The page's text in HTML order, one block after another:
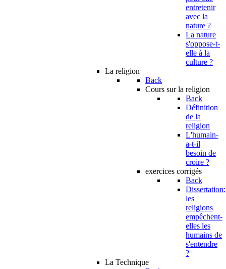
entretenir
avec la
nature ?
La nature
s'oppose-t-
elle à la
culture ?
La religion
Back
Cours sur la religion
Back
Définition
de la
religion
L'humain-
a-t-il
besoin de
croire ?
exercices corrigés
Back
Dissertation:
les
religions
empêchent-
elles les
humains de
s'entendre
?
La Technique